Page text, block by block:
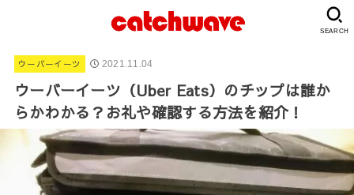
SEARCH
ウーバーイーツ 2021.11.04
ウーバーイーツ（Uber Eats）のチップは誰か
らかわかる？お礼や確認する方法を紹介！